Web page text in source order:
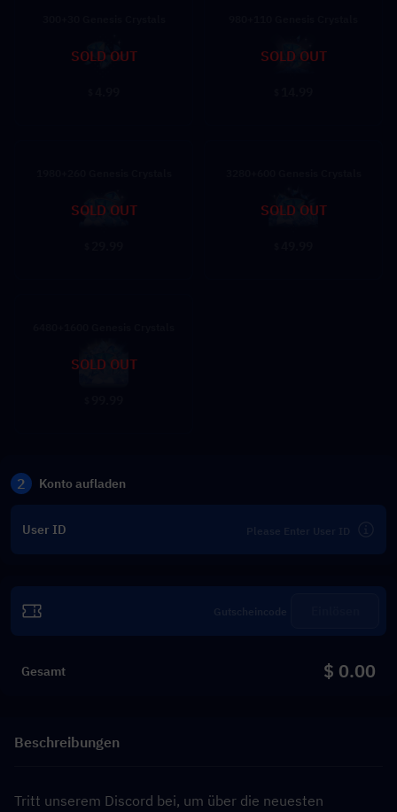
SOLD OUT SOLD OUT
SOLD OUT SOLD OUT
SOLD OUT
2 Konto aufladen
User ID
Gesamt $ 0.00
Beschreibungen
Tritt unserem Discord bei, um über die neuesten